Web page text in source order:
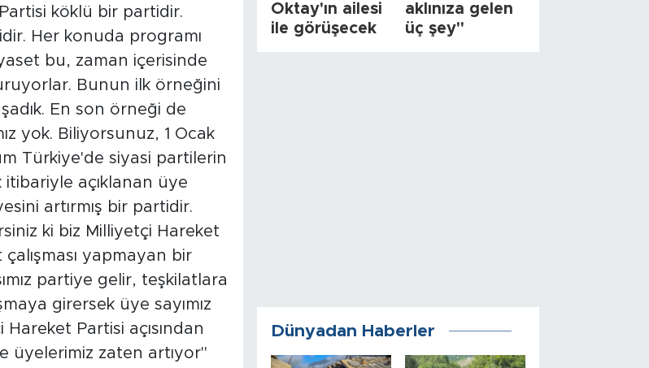
köklü bir partidir.
Her konuda programı
bu, zaman içerisinde
Bunun ilk örneğini
En son örneği de
yok. Biliyorsunuz, 1 Ocak
Türkiye'de siyasi partilerin
itibariyle açıklanan üye
artırmış bir partidir.
ki biz Milliyetçi Hareket
yapmayan bir
partiye gelir, teşkilatlara
girersek üye sayımız
Partisi açısından
üyelerimiz zaten artıyor"
Oktay'ın ailesi
ile görüşecek
aklınıza gelen
üç şey"
Dünyadan Haberler